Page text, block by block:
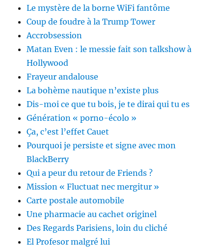
Le mystère de la borne WiFi fantôme
Coup de foudre à la Trump Tower
Accrobsession
Matan Even : le messie fait son talkshow à
Hollywood
Frayeur andalouse
La bohème nautique n’existe plus
Dis-moi ce que tu bois, je te dirai qui tu es
Génération « porno-écolo »
Ça, c’est l’effet Cauet
Pourquoi je persiste et signe avec mon
BlackBerry
Qui a peur du retour de Friends ?
Mission « Fluctuat nec mergitur »
Carte postale automobile
Une pharmacie au cachet originel
Des Regards Parisiens, loin du cliché
El Profesor malgré lui